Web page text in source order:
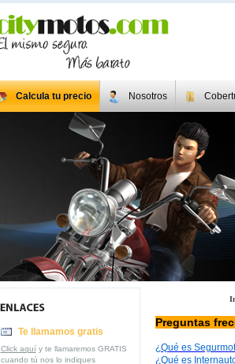
Calcula tu precio Nosotros
Te llamamos gratis
Click aquíy te llamaremos GRATIS
cuando tú nos lo indiques
Preguntas
¿Qué es
¿Qué es